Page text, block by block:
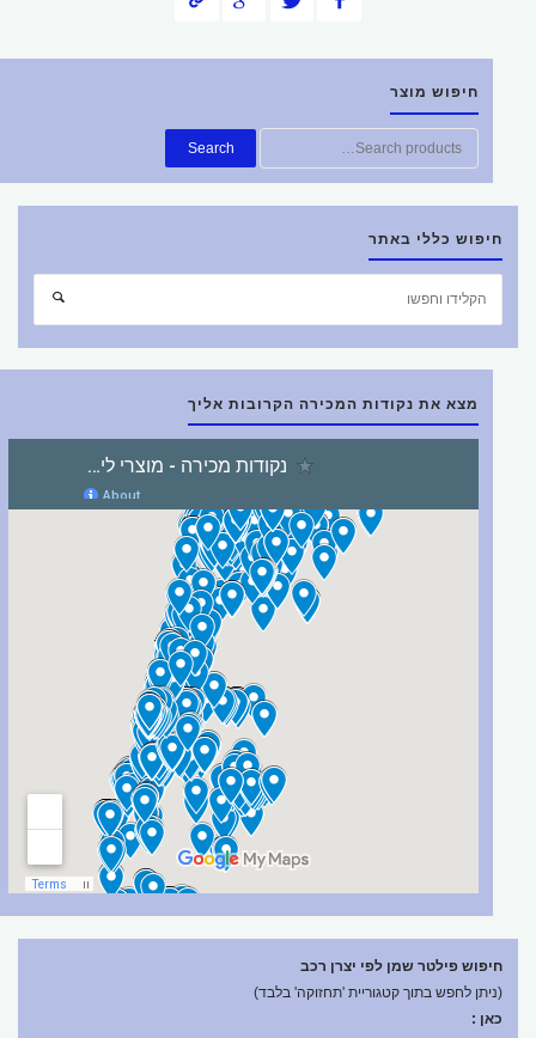
חיפוש מוצר
חפש
את:
Search
חיפוש כללי באתר
חיפוש
מצא את נקודות המכירה הקרובות אליך
חיפוש פילטר שמן לפי יצרן רכב
(ניתן לחפש בתוך קטגוריית 'תחזוקה' בלבד)
כאן :